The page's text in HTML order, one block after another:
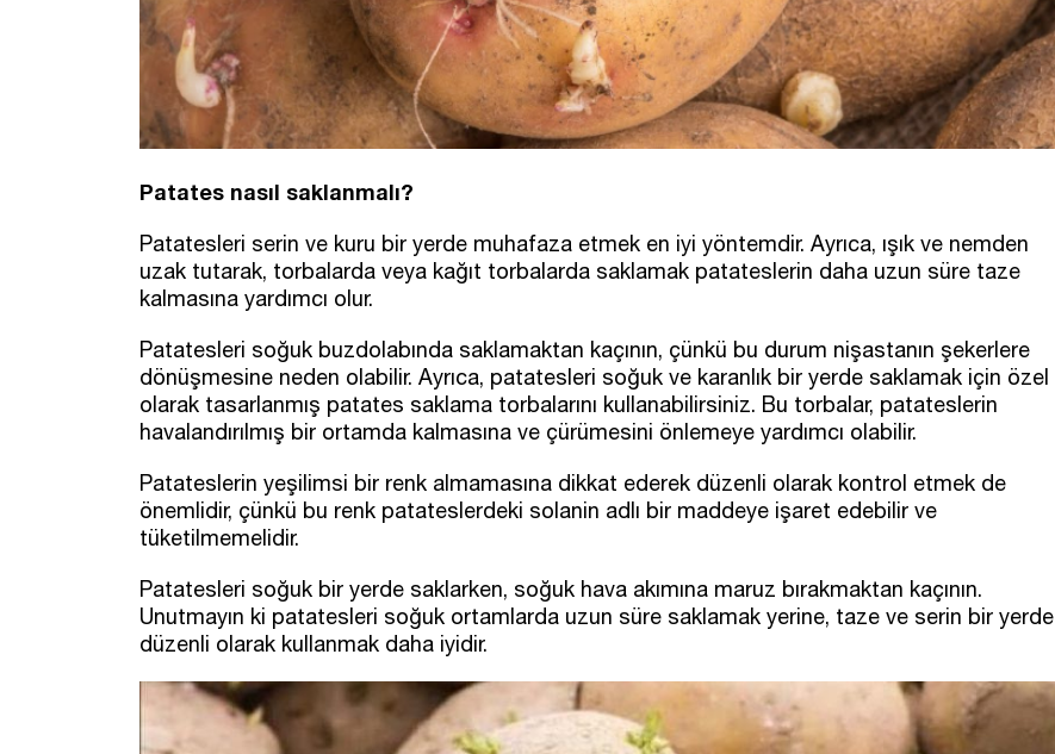
Patates nasıl saklanmalı?
Patatesleri serin ve kuru bir yerde muhafaza etmek en iyi yöntemdir. Ayrıca, ışık ve nemden
uzak tutarak, torbalarda veya kağıt torbalarda saklamak patateslerin daha uzun süre taze
kalmasına yardımcı olur.
Patatesleri soğuk buzdolabında saklamaktan kaçının, çünkü bu durum nişastanın şekerlere
dönüşmesine neden olabilir. Ayrıca, patatesleri soğuk ve karanlık bir yerde saklamak için özel
olarak tasarlanmış patates saklama torbalarını kullanabilirsiniz. Bu torbalar, patateslerin
havalandırılmış bir ortamda kalmasına ve çürümesini önlemeye yardımcı olabilir.
Patateslerin yeşilimsi bir renk almamasına dikkat ederek düzenli olarak kontrol etmek de
önemlidir, çünkü bu renk patateslerdeki solanin adlı bir maddeye işaret edebilir ve
tüketilmemelidir.
Patatesleri soğuk bir yerde saklarken, soğuk hava akımına maruz bırakmaktan kaçının.
Unutmayın ki patatesleri soğuk ortamlarda uzun süre saklamak yerine, taze ve serin bir yerde
düzenli olarak kullanmak daha iyidir.